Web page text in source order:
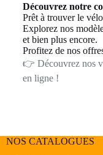
Découvrez notre
Prêt à trouver le
Explorez nos
et bien plus encore.
Profitez de nos
👉 Découvrez nos
en ligne !
NOS CATALOGUES